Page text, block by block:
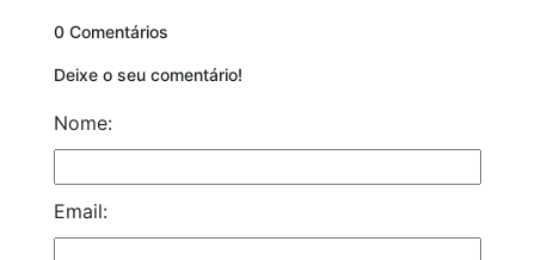
0 Comentários
Deixe o seu comentário!
Nome:
Email: